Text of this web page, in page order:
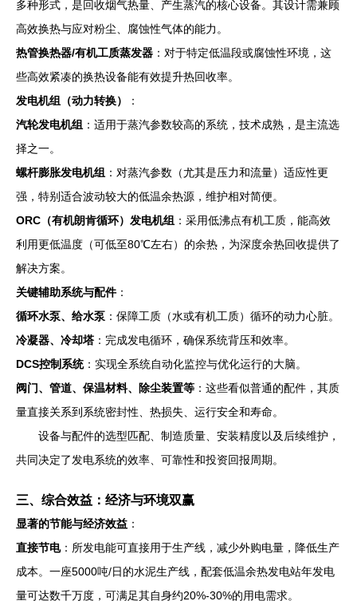
多种形式，是回收烟气热量、产生蒸汽的核心设备。其设计需兼顾
高效换热与应对粉尘、腐蚀性气体的能力。
热管换热器/有机工质蒸发器 ：对于特定低温段或腐蚀性环境，这
些高效紧凑的换热设备能有效提升热回收率。
发电机组（动力转换）
：
汽轮发电机组 ：适用于蒸汽参数较高的系统，技术成熟，是主流选
择之一。
螺杆膨胀发电机组 ：对蒸汽参数（尤其是压力和流量）适应性更
强，特别适合波动较大的低温余热源，维护相对简便。
ORC（有机朗肯循环）发电机组 ：采用低沸点有机工质，能高效
利用更低温度（可低至80℃左右）的余热，为深度余热回收提供了
解决方案。
关键辅助系统与配件：
循环水泵、给水泵 ：保障工质（水或有机工质）循环的动力心脏。
冷凝器、冷却塔 ：完成发电循环，确保系统背压和效率。
DCS控制系统：实现全系统自动化监控与优化运行的大脑。
阀门、管道、保温材料、除尘装置等 ：这些看似普通的配件，其质
量直接关系到系统密封性、热损失、运行安全和寿命。
设备与配件的选型匹配、制造质量、安装精度以及后续维护，
共同决定了发电系统的效率、可靠性和投资回报周期。
三、综合效益：经济与环境双赢
显著的节能与经济效益 ：
直接节电：所发电能可直接用于生产线，减少外购电量，降低生产
成本。一座5000吨/日的水泥生产线，配套低温余热发电站年发电
量可达数千万度，可满足其自身约20%-30%的用电需求。